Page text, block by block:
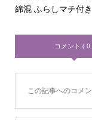
綿混 ふらしマチ付
コメント ( 0
この記事へのコメ